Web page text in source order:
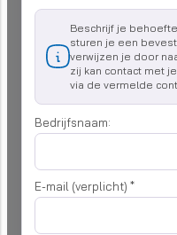
Beschrijf je
sturen je een
verwijzen je door
zij kan contact met
via de vermelde
Bedrijfsnaam:
E-mail (verplicht) *